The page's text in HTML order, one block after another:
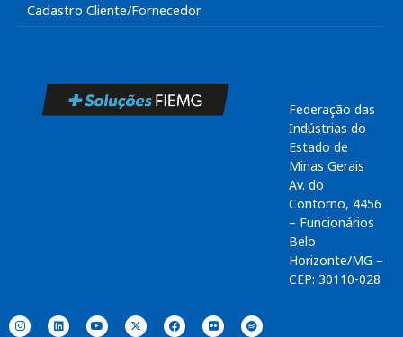
Cadastro Cliente/Fornecedor
Federação das
Indústrias do
Estado de
Minas Gerais
Av. do
Contorno, 4456
– Funcionários
Belo
Horizonte/MG –
CEP: 30110-028